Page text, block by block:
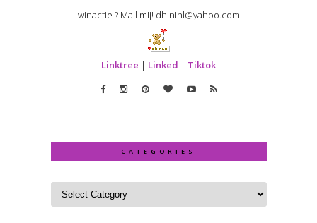
winactie ? Mail mij! dhininl@yahoo.com
Linktree | Linked | Tiktok
CATEGORIES